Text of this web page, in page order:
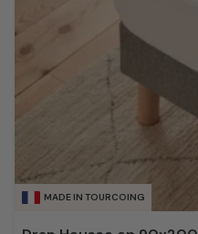
MADE IN TOURCOING